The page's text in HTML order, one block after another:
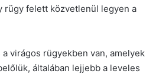
rügy felett közvetlenül legyen a
virágos rügyekben van, amelyek
általában lejjebb a leveles